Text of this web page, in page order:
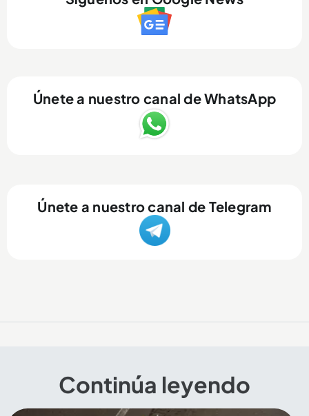
Únete a nuestro canal de WhatsApp
Únete a nuestro canal de Telegram
Continúa leyendo